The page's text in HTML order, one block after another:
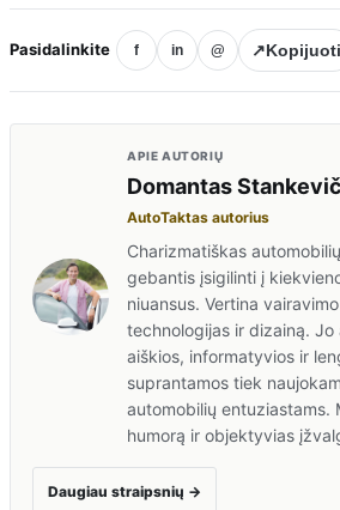
Pasidalinkite f in @ ↗Kopijuoti
APIE AUTORIŲ
Domantas
AutoTaktas autorius
Charizmatiškas
gebantis įsigilinti į
niuansus. Vertina
technologijas ir dizainą.
aiškios, informatyvios ir
suprantamos tiek
automobilių entuziastams.
humorą ir objektyvias
Daugiau straipsnių →